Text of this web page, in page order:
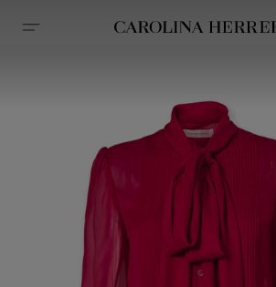
Avis d'accessibilité (lien)